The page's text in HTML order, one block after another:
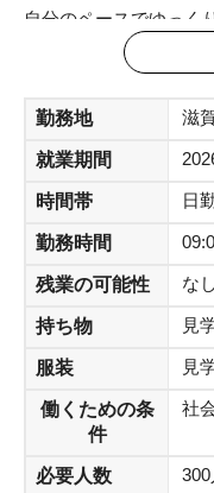
自分のペースでゆっく
【時間】 9:00～18:00
【シフト】月～金の中
【時給】 1550円
【交通費】実費支給
【住所】 滋賀県湖
【通勤方法】石部駅か
車・バイク・自
【期間】 見学後～
勤務地 滋
就業期間
時間帯 日
勤務時間
残業の可能性 な
持ち物 見
服装 見
働くための条
件
社
必要人数 300